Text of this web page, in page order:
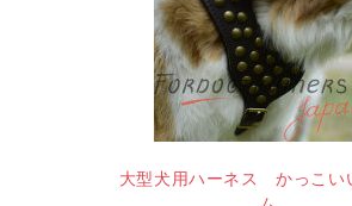
大型犬用ハーネス かっこい